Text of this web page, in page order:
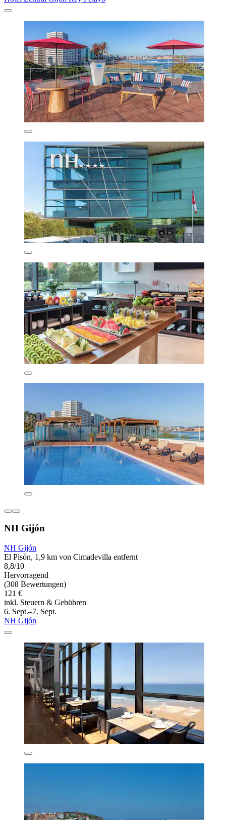
NH Gijón
NH Gijón
El Pisón, 1,9 km von Cimadevilla entfernt
8,8/10
Hervorragend
(308 Bewertungen)
121 €
inkl. Steuern & Gebühren
6. Sept.–7. Sept.
NH Gijón